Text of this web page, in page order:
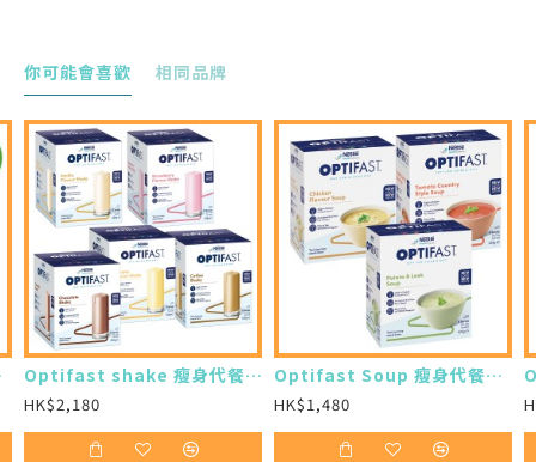
積改變達33% 。Souvenaid®智敏捷® 屬低升糖指
數 (GI)，沒有明顯副作用，並可與治療認知障礙症
的藥物一起使用。建議每日於相同的時段飲用，例
如隨早餐服用，以便養成每日服用的習慣即飲樽
裝。Souvenaid®智敏捷®方便衛生，即開即飲，
開蓋便可飲用。
眾國際醫學專家建議：每日飲用1支，及早開始養
腦習慣。
你可能會喜歡 相同品牌
樽) Optifast shake 瘦身代餐奶昔 (12 x 53g) (7盒)
HK$2,180
Optifast Soup 瘦身代餐濃湯 (8 x 53g) (7盒)
HK$1,480